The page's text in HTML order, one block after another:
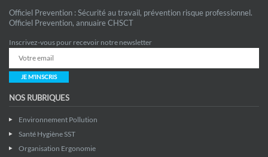
Officiel Prevention : Sécurité au travail, prévention risque professionnel.
Officiel Prevention, annuaire CHSCT
Inscrivez-vous pour recevoir notre newsletter
JE M'INSCRIS
NOS RUBRIQUES
Environnement Pollution
Santé Hygiène SST
Organisation Ergonomie